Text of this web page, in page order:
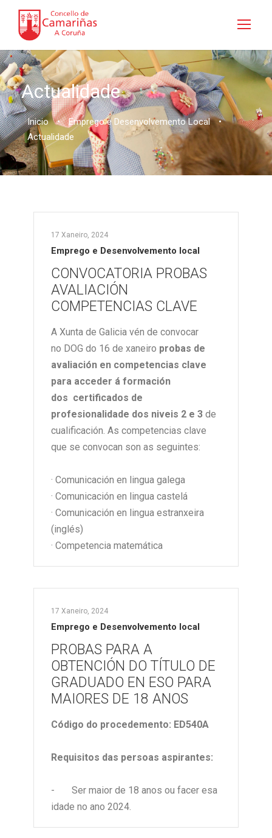
Actualidade
Inicio • Emprego e Desenvolvemento Local
•
Actualidade
17 Xaneiro, 2024
Emprego e Desenvolvemento local
CONVOCATORIA PROBAS
AVALIACIÓN
COMPETENCIAS CLAVE
A Xunta de Galicia vén de convocar
no DOG do 16 de xaneiro probas de
avaliación en competencias clave
para acceder á formación
dos certificados de
profesionalidade dos niveis 2 e 3 de
cualificación. As competencias clave
que se convocan son as seguintes:
· Comunicación en lingua galega
· Comunicación en lingua castelá
· Comunicación en lingua estranxeira
(inglés)
· Competencia matemática
17 Xaneiro, 2024
Emprego e Desenvolvemento local
PROBAS PARA A
OBTENCIÓN DO TÍTULO DE
GRADUADO EN ESO PARA
MAIORES DE 18 ANOS
Código do procedemento: ED540A
Requisitos das persoas aspirantes:
- Ser maior de 18 anos ou facer esa
idade no ano 2024.